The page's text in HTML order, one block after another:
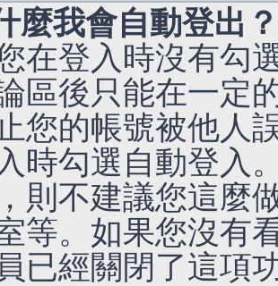
麼我會自動登出？
在登入時沒有勾
區後只能在一定
您的帳號被他人
時勾選自動登入
則不建議您這麼
等。如果您沒有
已經關閉了這項